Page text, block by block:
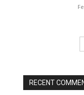
RECENT